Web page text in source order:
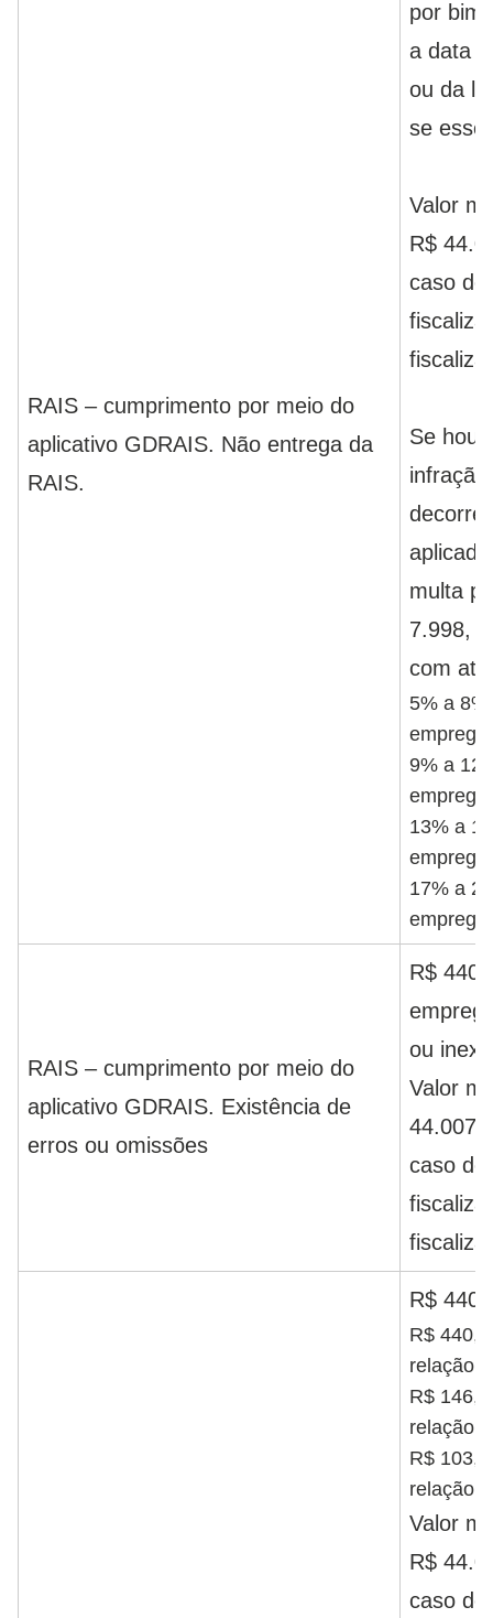
RAIS – cumprimento por meio do
aplicativo GDRAIS. Não entrega da
RAIS.
por
a data
ou da
se esse
Valor
R$
caso de
Se
multa
7.998,
com
5% a
9% a
13% a
17% a
RAIS – cumprimento por meio do
aplicativo GDRAIS. Existência de
erros ou omissões
R$
ou
Valor
caso de
R$
R$
relação
R$
relação
R$
relação
Valor
R$
caso de